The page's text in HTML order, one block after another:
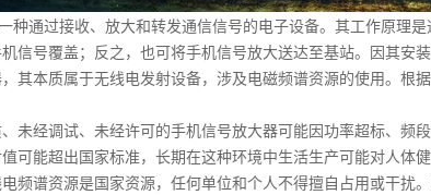
通过接收、放大和转发通信信号的电子设备。其工作原理
信号覆盖；反之，也可将手机信号放大送达至基站。因其安
本质属于无线电发射设备，涉及电磁频谱资源的使用。根
调试、未经许可的手机信号放大器可能因功率超标、频段
超出国家标准，长期在这种环境中生活生产可能对人体健
资源是国家资源，任何单位和个人不得擅自占用或干扰。